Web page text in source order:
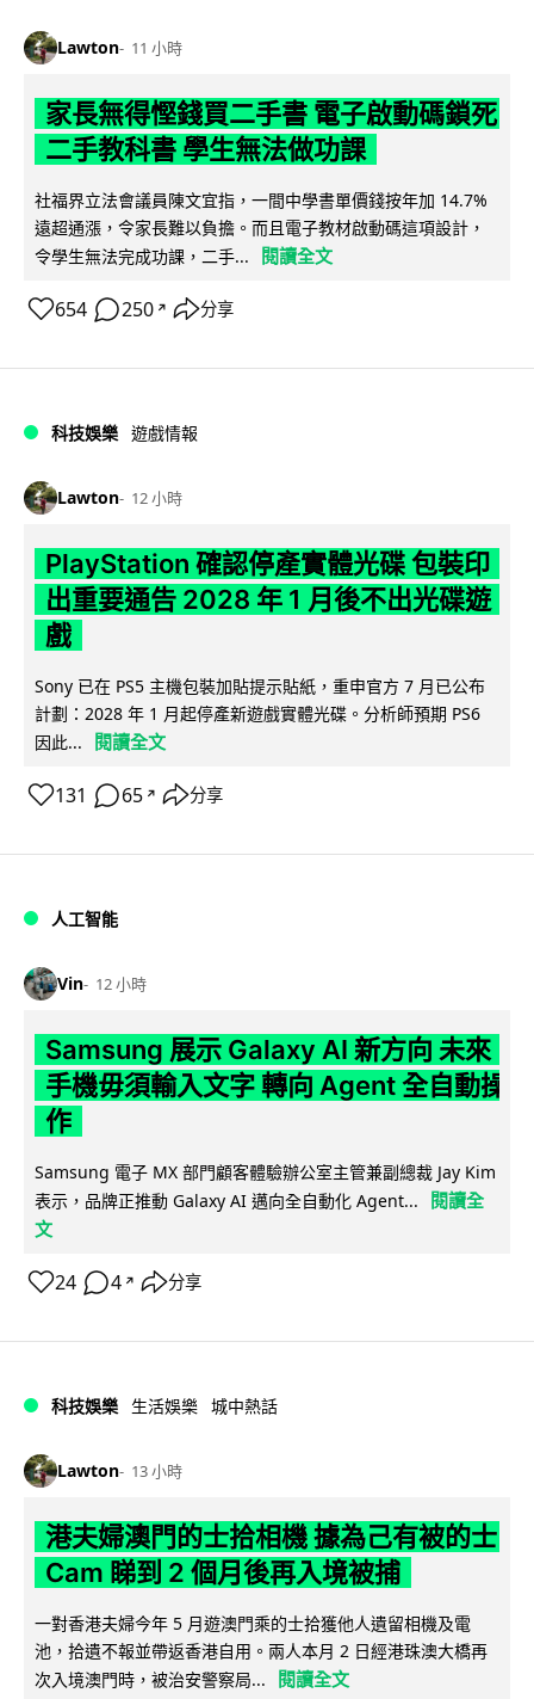
Lawton 11 小時
家長無得慳錢買二手書 電子啟動碼鎖死
二手教科書 學生無法做功課
社福界立法會議員陳文宜指，一間中學書單價錢按年加 14.7%
遠超通漲，令家長難以負擔。而且電子教材啟動碼這項設計，
令學生無法完成功課，二手...
閱讀全文
654 250 ↗ 分享
科技娛樂 遊戲情報
Lawton 12 小時
PlayStation 確認停產實體光碟 包裝印
出重要通告 2028 年 1 月後不出光碟遊
戲
Sony 已在 PS5 主機包裝加貼提示貼紙，重申官方 7 月已公布
計劃：2028 年 1 月起停產新遊戲實體光碟。分析師預期 PS6
因此...
閱讀全文
131 65 ↗ 分享
人工智能
Vin 12 小時
Samsung 展示 Galaxy AI 新方向 未來
手機毋須輸入文字 轉向 Agent 全自動操
作
Samsung 電子 MX 部門顧客體驗辦公室主管兼副總裁 Jay Kim
表示，品牌正推動 Galaxy AI 邁向全自動化 Agent...
閱讀全
文
24 4 ↗ 分享
科技娛樂 生活娛樂 城中熱話
Lawton 13 小時
港夫婦澳門的士拾相機 據為己有被的士
Cam 睇到 2 個月後再入境被捕
一對香港夫婦今年 5 月遊澳門乘的士拾獲他人遺留相機及電
池，拾遺不報並帶返香港自用。兩人本月 2 日經港珠澳大橋再
次入境澳門時，被治安警察局...
閱讀全文